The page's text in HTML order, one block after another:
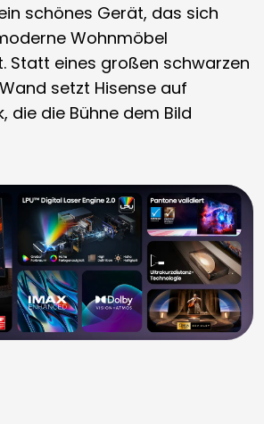
schönes Gerät, das sich
Wohnmöbel
Statt eines großen schwarzen
setzt Hisense auf
die die Bühne dem Bild